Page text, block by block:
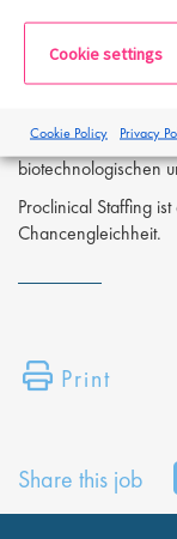
Sollten Sie Fragen
wenden Sie sich bitte
Chancen in der
biotechnologischen
Proclinical Staffing
Chancengleichheit.
Print
Share this job
Cookie settings
Cookie Policy Privacy